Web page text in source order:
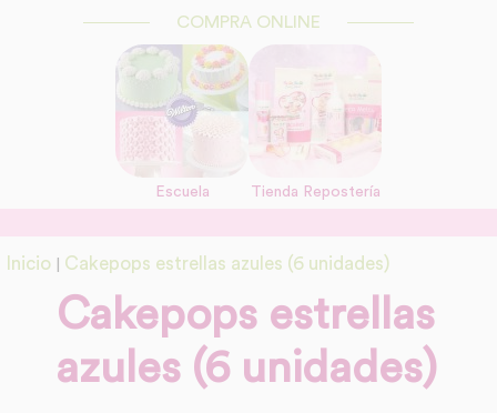
COMPRA ONLINE
Escuela Tienda Repostería
Inicio Cakepops estrellas azules (6 unidades)
Cakepops estrellas
azules (6 unidades)
link